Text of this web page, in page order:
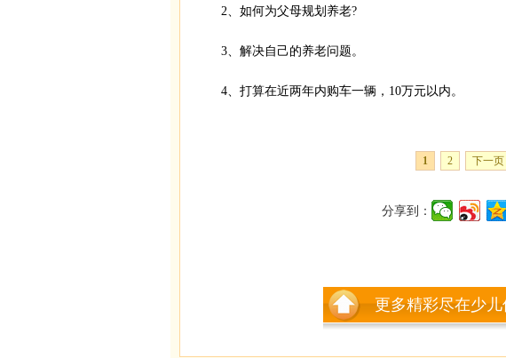
2、如何为父母规划养老?
3、解决自己的养老问题。
4、打算在近两年内购车一辆，10万元以内。
1 2 下一页
分享到：
更多精彩尽在少